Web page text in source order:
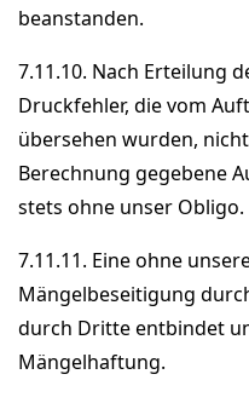
beanstanden.
7.11.10. Nach Erteilung
Druckfehler, die vom
übersehen wurden,
Berechnung gegebene
stets ohne unser Obligo.
7.11.11. Eine ohne
Mängelbeseitigung
durch Dritte entbindet
Mängelhaftung.